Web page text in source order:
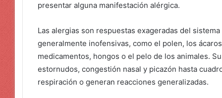
presentar alguna manifestación alérgica.
Las alergias son respuestas exageradas del
generalmente inofensivas, como el polen, los
medicamentos, hongos o el pelo de los animales.
estornudos, congestión nasal y picazón hasta
respiración o generan reacciones generalizadas.